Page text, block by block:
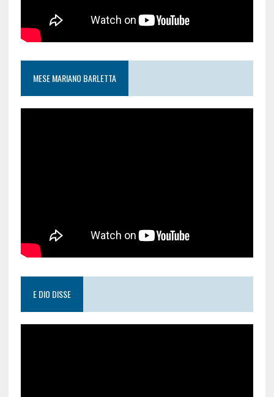
MESE MARIANO BARLETTA
E DIO DISSE